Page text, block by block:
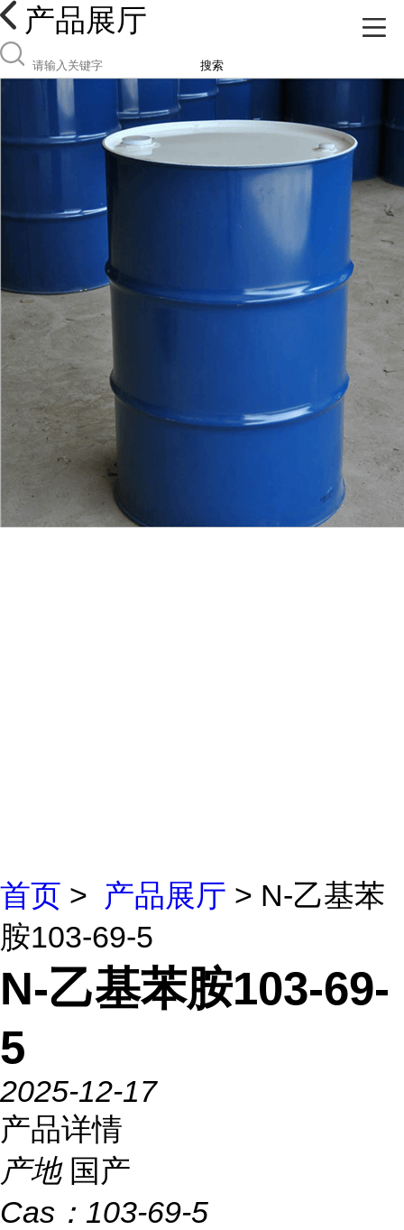
产品展厅
搜索
首页 > 产品展厅 > N-乙基苯
胺103-69-5
N-乙基苯胺103-69-
5
2025-12-17
产品详情
产地 国产
Cas： 103-69-5